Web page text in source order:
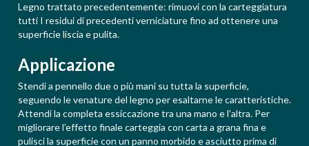
Legno trattato precedentemente: rimuovi con la carteggiatura
tutti I residui di precedenti verniciature fino ad ottenere una
superficie liscia e pulita.
Applicazione
Stendi a pennello due o più mani su tutta la superficie,
seguendo le venature del legno per esaltarne le caratteristiche.
Attendi la completa essiccazione tra una mano e l’altra. Per
migliorare l’effetto finale carteggia con carta a grana fina e
pulisci la superficie con un panno morbido e asciutto prima di